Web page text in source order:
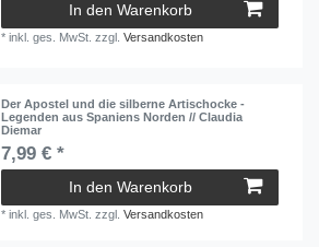
In den Warenkorb
*inkl. ges. MwSt. zzgl.Versandkosten
Der Apostel und die silberne Artischocke -
Legenden aus Spaniens Norden // Claudia
Diemar
7,99 € *
In den Warenkorb
*inkl. ges. MwSt. zzgl.Versandkosten